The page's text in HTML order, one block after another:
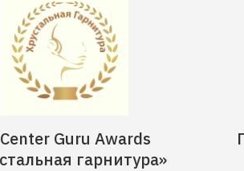
Guru Awards
гарнитура»